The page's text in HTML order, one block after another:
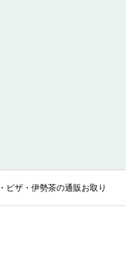
ピザ・伊勢茶の通販お取り